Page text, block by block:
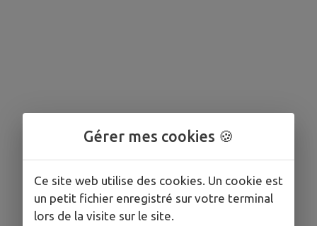
Gérer mes cookies 🍪
Ce site web utilise des cookies. Un cookie est
un petit fichier enregistré sur votre terminal
lors de la visite sur le site.